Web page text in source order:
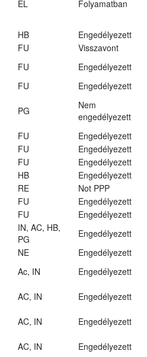
EL Folyamatban
HB
Engedélyezett
FU
Visszavont
FU
Engedélyezett
FU
Engedélyezett
PG
Nem
engedélyezett
FU
Engedélyezett
FU
Engedélyezett
FU
Engedélyezett
HB
Engedélyezett
RE
Not PPP
FU
Engedélyezett
FU
Engedélyezett
IN, AC, HB,
PG
Engedélyezett
NE
Engedélyezett
Ac, IN
Engedélyezett
AC, IN
Engedélyezett
AC, IN
Engedélyezett
AC, IN
Engedélyezett